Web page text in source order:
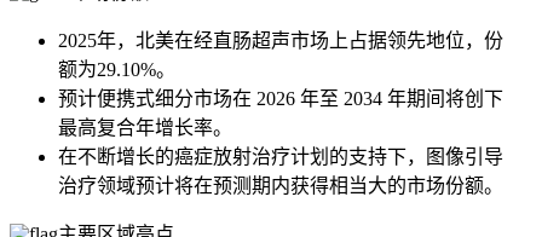
2025年，北美在经直肠超声市场上占据领先地位，份
额为29.10%。
预计便携式细分市场在 2026 年至 2034 年期间将创下
最高复合年增长率。
在不断增长的癌症放射治疗计划的支持下，图像引导
治疗领域预计将在预测期内获得相当大的市场份额。